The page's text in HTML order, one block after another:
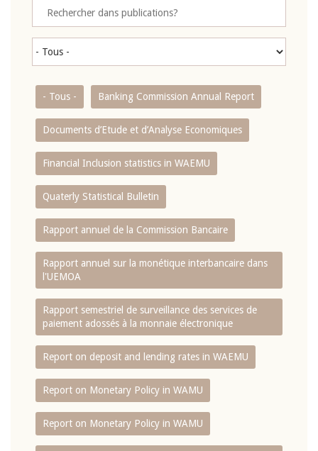
- Tous - Banking Commission Annual Report
Documents d’Etude et d’Analyse Economiques
Financial Inclusion statistics in WAEMU
Quaterly Statistical Bulletin
Rapport annuel de la Commission Bancaire
Rapport annuel sur la monétique interbancaire dans
l'UEMOA
Rapport semestriel de surveillance des services de
paiement adossés à la monnaie électronique
Report on deposit and lending rates in WAEMU
Report on Monetary Policy in WAMU
Report on Monetary Policy in WAMU